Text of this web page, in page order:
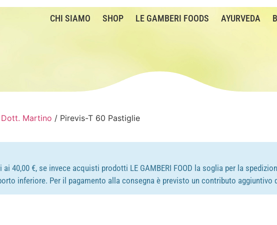
CHI SIAMO SHOP LE GAMBERI FOODS AYURVEDA
Martino / Pirevis-T 60 Pastiglie
40,00 €, se invece acquisti prodotti LE GAMBERI FOOD la soglia per la
inferiore. Per il pagamento alla consegna è previsto un contributo aggiuntivo